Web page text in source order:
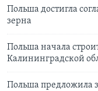
Польша достигла
зерна
Польша начала
Калининградской
Польша предложила